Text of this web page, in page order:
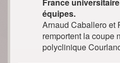
France
équipes.
Arnaud Caballero et
remportent la coupe
polyclinique